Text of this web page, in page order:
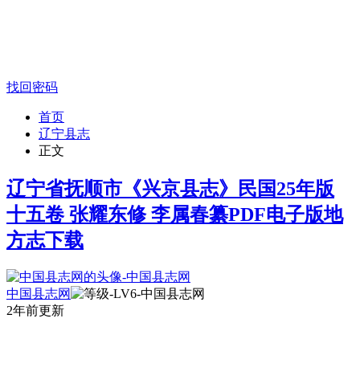
找回密码
首页
辽宁县志
正文
辽宁省抚顺市《兴京县志》民国25年版
十五卷 张耀东修 李属春纂PDF电子版地
方志下载
中国县志网
2年前更新